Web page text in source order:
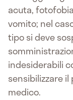
acuta,
vomito; nel
tipo si deve
indesiderabili
sensibilizzare
medico.